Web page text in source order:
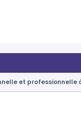
et professionnelle